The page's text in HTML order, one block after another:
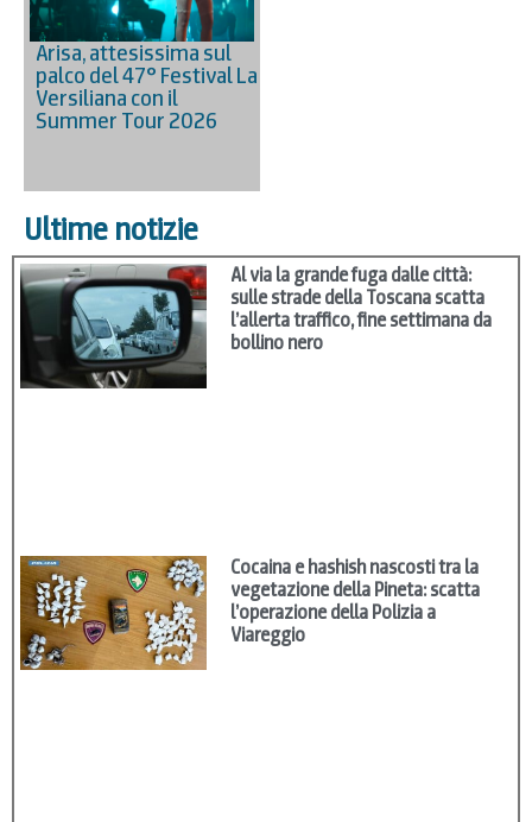
Arisa, attesissima sul
palco del 47° Festival La
Versiliana con il
Summer Tour 2026
Ultime notizie
Al via la grande fuga dalle città:
sulle strade della Toscana scatta
l’allerta traffico, fine settimana da
bollino nero
Cocaina e hashish nascosti tra la
vegetazione della Pineta: scatta
l’operazione della Polizia a
Viareggio